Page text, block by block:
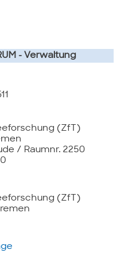
- Verwaltung
(ZfT)
/ Raumnr. 2250
(ZfT)